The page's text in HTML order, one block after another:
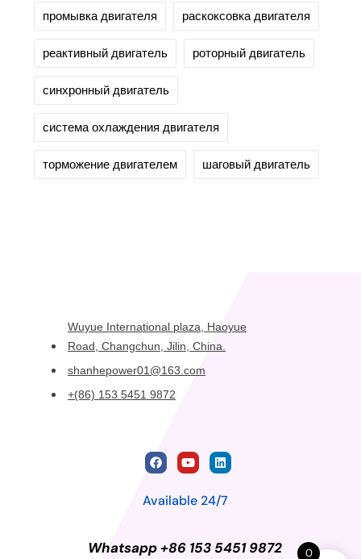
промывка двигателя раскоксовка двигателя
реактивный двигатель роторный двигатель
синхронный двигатель
система охлаждения двигателя
торможение двигателем шаговый двигатель
Wuyue International plaza, Haoyue
Road, Changchun, Jilin, China.
shanhepower01@163.com
+(86) 153 5451 9872
Available 24/7
Whatsapp +86 153 5451 9872 0